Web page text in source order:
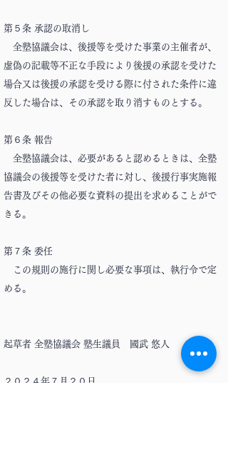
第５条 承認の取消し
全塾協議会は、後援等を受けた事業の主催者が、
虚偽の記載等不正な手段により後援の承認を受けた
場合又は後援の承認を受ける際に付された条件に違
反した場合は、その承認を取り消すものとする。
第６条 報告
全塾協議会は、必要があると認めるときは、全塾
協議会の後援等を受けた者に対し、後援行事実施報
告書及びその他必要な資料の提出を求めることがで
きる。
第７条 委任
この規則の施行に関し必要な事項は、執行令で定
める。
起草者 全塾協議会 塾生議員 國武 悠人
２０２４年７月２０日